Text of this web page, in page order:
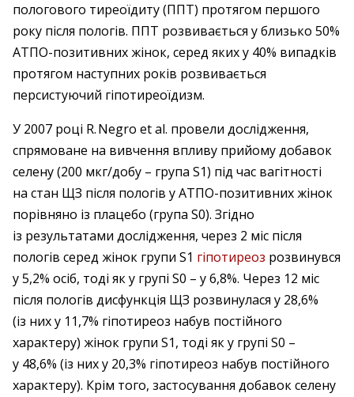
пологового тиреоїдиту (ППТ) протягом першого
року після пологів. ППТ розвивається у близько 50%
АТПО-позитивних жінок, серед яких у 40% випадків
протягом наступних років розвивається
персистуючий гіпотиреоїдизм.
У 2007 році R. Negro et al. провели дослідження,
спрямоване на вивчення впливу прийому добавок
селену (200 мкг/добу – ​група S1) під час вагітності
на стан ЩЗ після пологів у АТПО-позитивних жінок
порівняно із плацебо (група S0). Згідно
із результатами дослідження, через 2 міс після
пологів серед жінок групи S1 гіпотиреоз розвинувся
у 5,2% осіб, тоді як у групі S0 – ​у 6,8%. Через 12 міс
після пологів дисфункція ЩЗ розвинулася у 28,6%
(із них у 11,7% гіпотиреоз набув постійного
характеру) жінок групи S1, тоді як у групі S0 –
у 48,6% (із них у 20,3% гіпотиреоз набув постійного
характеру). Крім того, застосування добавок селену